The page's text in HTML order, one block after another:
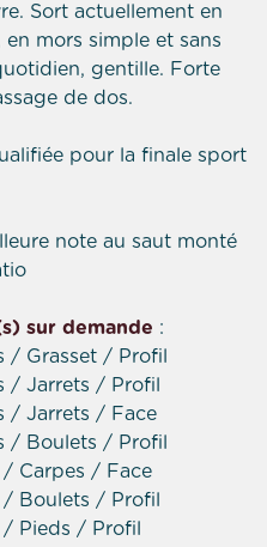
Sort actuellement en
en mors simple et sans
gentille. Forte
de dos.
pour la finale sport
note au saut monté
sur demande :
/ Grasset / Profil
/ Jarrets / Profil
/ Jarrets / Face
/ Boulets / Profil
Carpes / Face
Boulets / Profil
Pieds / Profil